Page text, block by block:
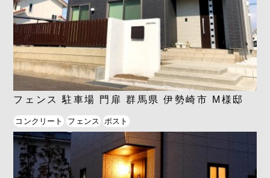
フェンス 駐車場 門扉 群馬県 伊勢崎市 M様邸
コンクリート フェンス ポスト